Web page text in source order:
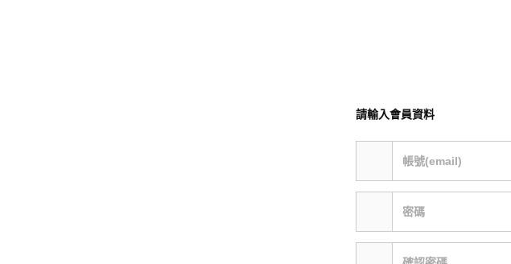
請輸入會員資料
帳號(email)
密碼